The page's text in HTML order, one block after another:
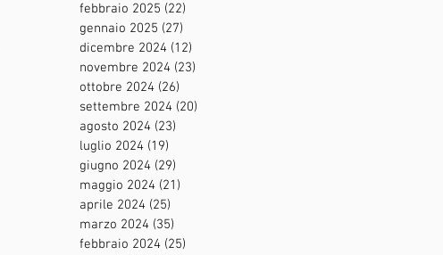
febbraio 2025 (22)
gennaio 2025 (27)
dicembre 2024 (12)
novembre 2024 (23)
ottobre 2024 (26)
settembre 2024 (20)
agosto 2024 (23)
luglio 2024 (19)
giugno 2024 (29)
maggio 2024 (21)
aprile 2024 (25)
marzo 2024 (35)
febbraio 2024 (25)